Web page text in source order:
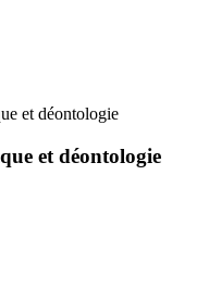
et déontologie
et déontologie